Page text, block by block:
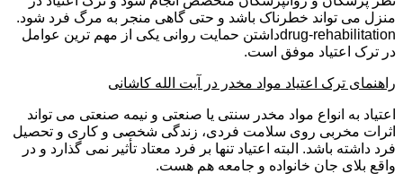
منزل می تواند خطرناک باشد و حتی گاهی منجر به مرگ فرد شود.
drug-rehabilitationداشتن حمایت روانی یکی از مهم ترین عوامل
در ترک اعتیاد موفق است.
راهنمای ترک اعتیاد مواد مخدر در آیت الله کاشانی
اعتیاد به انواع مواد مخدر سنتی یا صنعتی و نیمه صنعتی می تواند
اثرات مخربی روی سلامت فردی، زندگی شخصی و کاری و تحصیل
فرد داشته باشد. البته اعتیاد تنها بر فرد معتاد تأثیر نمی گذارد و در
واقع بلای جان خانواده و جامعه هم هست.